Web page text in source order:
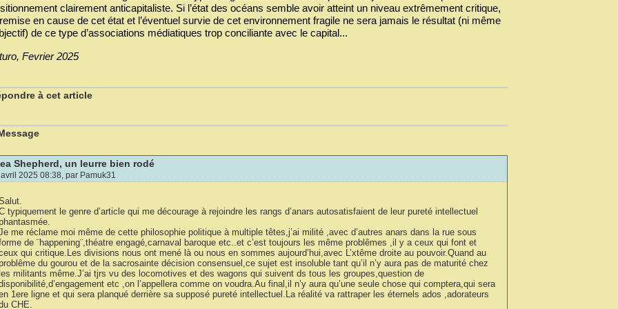
clairement anticapitaliste. Si l’état des océans semble avoir atteint un niveau extrêmement critique,
en cause de cet état et l’éventuel survie de cet environnement fragile ne sera jamais le résultat (ni même
de ce type d’associations médiatiques trop conciliante avec le capital...
Fevrier 2025
à cet article
Shepherd, un leurre bien rodé
2025 08:38, par Pamuk31
typiquement le genre d’article qui me décourage à rejoindre les rangs d’anars autosatisfaient de leur pureté intellectuel
me réclame moi même de cette philosophie politique à multiple têtes,j’ai milité ,avec d’autres anars dans la rue sous
de ¨happening¨,théatre engagé,carnaval baroque etc..et c’est toujours les même problêmes ,il y a ceux qui font et
qui critique.Les divisions nous ont mené là ou nous en sommes aujourd’hui,avec L’xtême droite au pouvoir.Quand au
du gourou et de la sacrosainte décision consensuel,ce sujet est insoluble tant qu’il n’y aura pas de maturité chez
militants même.J’ai tjrs vu des locomotives et des wagons qui suivent ds tous les groupes,question de
etc ,on l’appellera comme on voudra.Au final,il n’y aura qu’une seule chose qui comptera,qui sera
1ere ligne et qui sera planqué derrière sa supposé pureté intellectuel.La réalité va rattraper les éternels ados ,adorateurs
CHE.